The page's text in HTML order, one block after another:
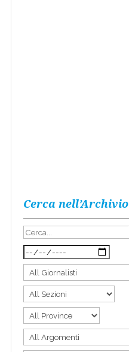
Cerca nell’Archivio